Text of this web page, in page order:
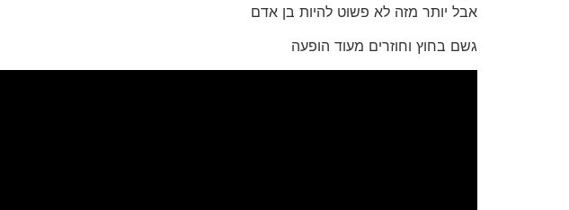
אבל יותר מזה לא פשוט להיות בן אדם
גשם בחוץ וחוזרים מעוד הופעה